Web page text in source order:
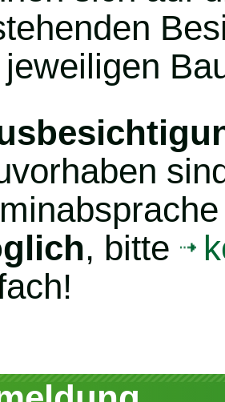
, bitte